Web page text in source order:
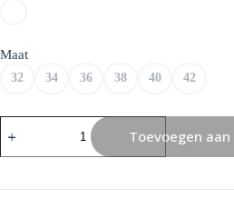
Maat
32 34 36 38 40 42
Retiro
Top
Toevoegen